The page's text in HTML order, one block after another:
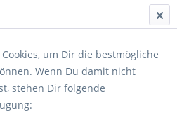
um Dir die bestmögliche
Wenn Du damit nicht
stehen Dir folgende